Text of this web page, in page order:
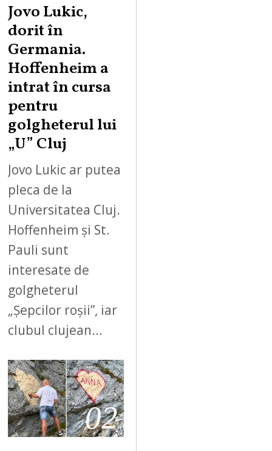
Jovo Lukic,
dorit în
Germania.
Hoffenheim a
intrat în cursa
pentru
golgheterul lui
„U” Cluj
Jovo Lukic ar putea
pleca de la
Universitatea Cluj.
Hoffenheim și St.
Pauli sunt
interesate de
golgheterul
„Șepcilor roșii”, iar
clubul clujean…
02